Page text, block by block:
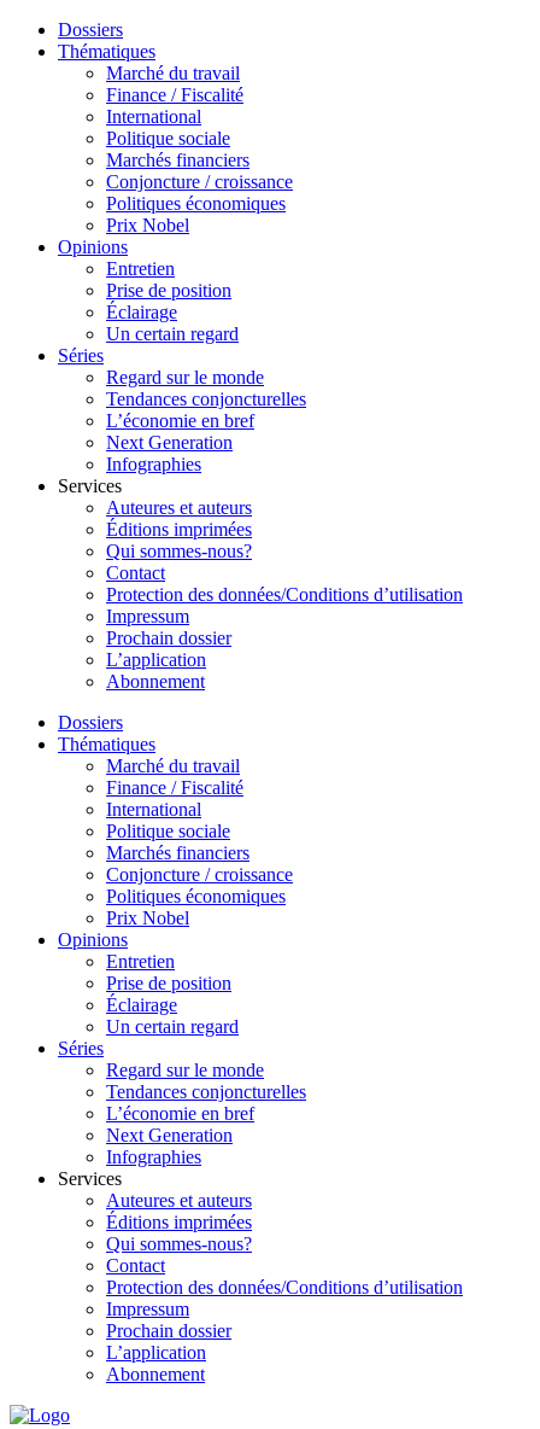
Dossiers
Thématiques
Marché du travail
Finance / Fiscalité
International
Politique sociale
Marchés financiers
Conjoncture / croissance
Politiques économiques
Prix Nobel
Opinions
Entretien
Prise de position
Éclairage
Un certain regard
Séries
Regard sur le monde
Tendances conjoncturelles
L’économie en bref
Next Generation
Infographies
Services
Auteures et auteurs
Éditions imprimées
Qui sommes-nous?
Contact
Protection des données/Conditions d’utilisation
Impressum
Prochain dossier
L’application
Abonnement
Dossiers
Thématiques
Marché du travail
Finance / Fiscalité
International
Politique sociale
Marchés financiers
Conjoncture / croissance
Politiques économiques
Prix Nobel
Opinions
Entretien
Prise de position
Éclairage
Un certain regard
Séries
Regard sur le monde
Tendances conjoncturelles
L’économie en bref
Next Generation
Infographies
Services
Auteures et auteurs
Éditions imprimées
Qui sommes-nous?
Contact
Protection des données/Conditions d’utilisation
Impressum
Prochain dossier
L’application
Abonnement